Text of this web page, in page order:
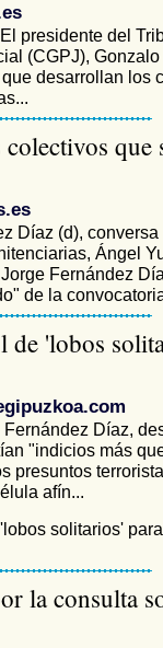
presidente del
(CGPJ),
desarrollan los
que
Díaz (d), conversa
Ángel
Fernández
de la
de 'lobos
Díaz,
"indicios más
presuntos
afín...
solitarios'
la consulta